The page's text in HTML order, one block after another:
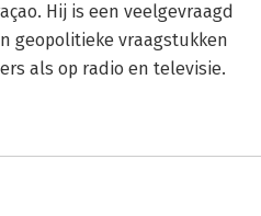
Hij is een veelgevraagd
geopolitieke vraagstukken
als op radio en televisie.